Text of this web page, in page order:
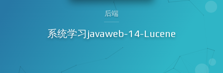
后端
系统学习javaweb-14-Lucene